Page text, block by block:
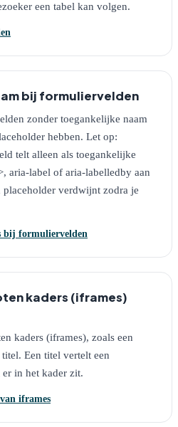
een tabel kan volgen.
bij formuliervelden
zonder toegankelijke naam
hebben. Let op:
telt alleen als toegankelijke
aria-label of aria-labelledby aan
verdwijnt zodra je
bij formuliervelden
kaders (iframes)
kaders (iframes), zoals een
Een titel vertelt een
er in het kader zit.
iframes